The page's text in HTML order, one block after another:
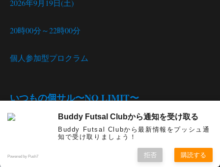
2026年9月19日(土)
20時00分～22時00分
個人参加型プロクラム
いつもの個サル〜NO LIMIT〜
Buddy Futsal Clubから通知を受け取る
Buddy Futsal Clubから最新情報をプッシュ通
知で受け取りましょう！
Powered by Push7 拒否 購読する